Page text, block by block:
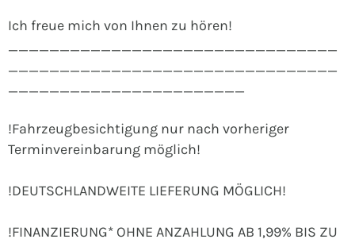
Ich freue mich von Ihnen zu hören!
________________________________
________________________________
_______________________
!Fahrzeugbesichtigung nur nach vorheriger
Terminvereinbarung möglich!
!DEUTSCHLANDWEITE LIEFERUNG MÖGLICH!
!FINANZIERUNG* OHNE ANZAHLUNG AB 1,99% BIS ZU